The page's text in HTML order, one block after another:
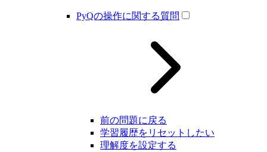
PyQの操作に関する質問
前の問題に戻る
学習履歴をリセットしたい
理解度を設定する